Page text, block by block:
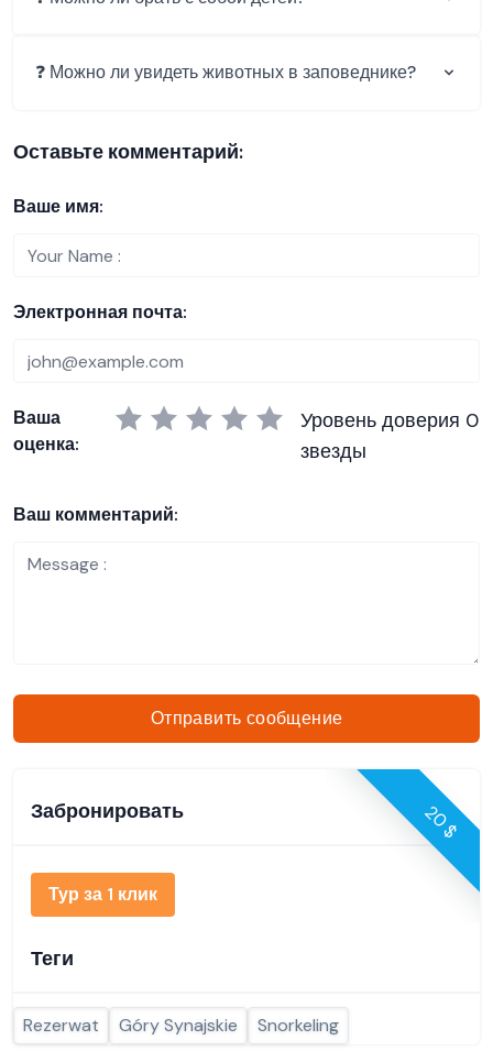
❓ Можно ли увидеть животных в заповеднике?
Оставьте комментарий:
Ваше имя:
Электронная почта:
Ваша
оценка:
Уровень доверия 0
звезды
Ваш комментарий:
Отправить сообщение
Забронировать 20 $
Тур за 1 клик
Теги
Rezerwat Góry Synajskie Snorkeling